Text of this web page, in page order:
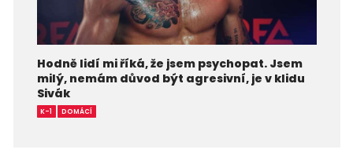
Hodně lidí mi říká, že jsem psychopat. Jsem
milý, nemám důvod být agresivní, je v klidu
Sivák
K-1 DOMÁCÍ